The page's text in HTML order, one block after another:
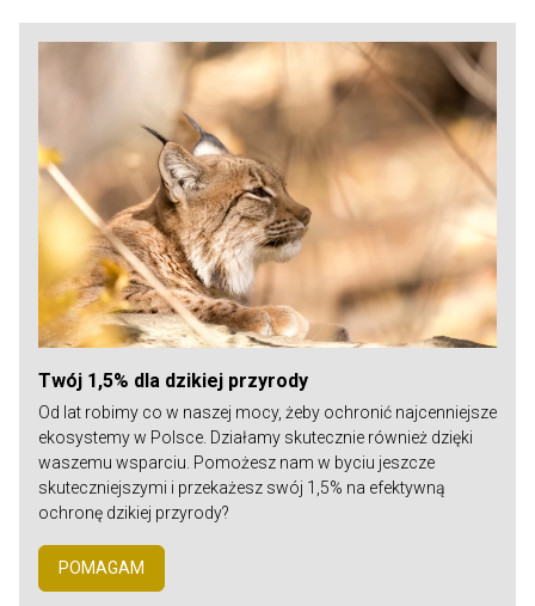
Twój 1,5% dla dzikiej przyrody
Od lat robimy co w naszej mocy, żeby ochronić najcenniejsze
ekosystemy w Polsce. Działamy skutecznie również dzięki
waszemu wsparciu. Pomożesz nam w byciu jeszcze
skuteczniejszymi i przekażesz swój 1,5% na efektywną
ochronę dzikiej przyrody?
POMAGAM